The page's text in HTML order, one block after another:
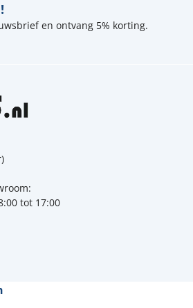
tot 17:00
en ontvang 5% korting.